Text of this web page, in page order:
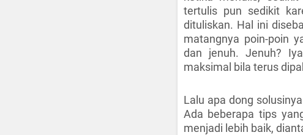
tertulis pun sedikit
dituliskan. Hal ini
matangnya poin-poin
dan jenuh. Jenuh?
maksimal bila terus
Lalu apa dong
Ada beberapa tips
menjadi lebih baik,